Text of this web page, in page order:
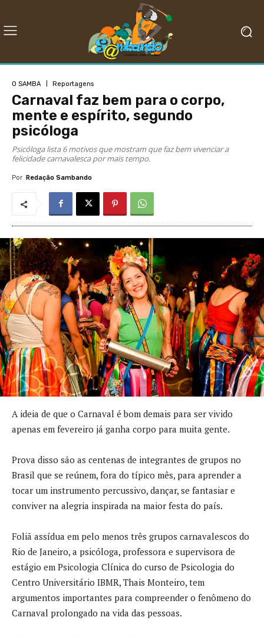
O SAMBA Reportagens
Carnaval faz bem para o corpo,
mente e espírito, segundo
psicóloga
Psicóloga lista 6 motivos que mostram que faz bem vivenciar a
felicidade carnavalesca por mais tempo.
Por Redação Sambando
A ideia de que o Carnaval é bom demais para ser vivido
apenas em fevereiro já ganha corpo para muita gente.
Prova disso são as centenas de integrantes de grupos no
Brasil que se reúnem, fora do típico mês, para aprender a
tocar um instrumento percussivo, dançar, se fantasiar e
conviver na alegria inspirada na maior festa do país.
Foliã assídua em pelo menos três grupos carnavalescos do
Rio de Janeiro, a psicóloga, professora e supervisora de
estágio em Psicologia Clínica do curso de Psicologia do
Centro Universitário IBMR, Thais Monteiro, tem
argumentos importantes para compreender o fenômeno do
Carnaval prolongado na vida das pessoas.